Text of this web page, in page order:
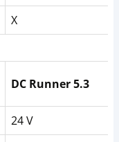
X
DC Runner 5.3
24 V